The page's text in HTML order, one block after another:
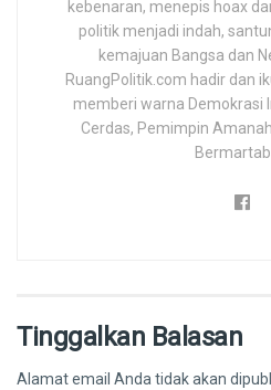
kebenaran, menepis hoax
politik menjadi indah,
kemajuan Bangsa dan
RuangPolitik.com hadir dan
memberi warna Demokrasi
Cerdas, Pemimpin
Tinggalkan Balasan
Alamat email Anda tidak akan